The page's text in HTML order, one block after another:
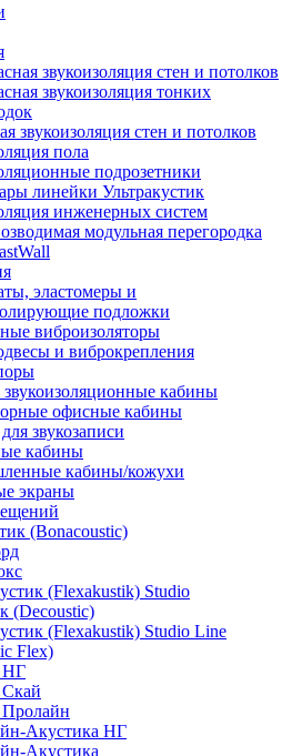
звукоизоляция стен и потолков
звукоизоляция тонких
звукоизоляция стен и потолков
пола
подрозетники
линейки Ультракустик
инженерных систем
модульная перегородка
эластомеры и
подложки
виброизоляторы
и виброкрепления
звукоизоляционные кабины
офисные кабины
звукозаписи
кабины
кабины/кожухи
экраны
(Bonacoustic)
(Flexakustik) Studio
(Decoustic)
(Flexakustik) Studio Line
Flex)
НГ
Акустика НГ
Акустика